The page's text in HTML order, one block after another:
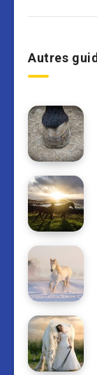
Autres